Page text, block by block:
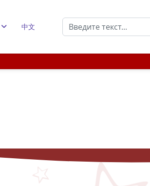
中文
Поиск